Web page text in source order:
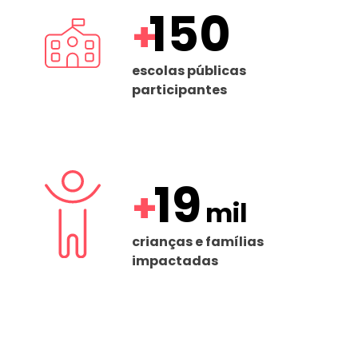
+150
escolas públicas
participantes
+19 mil
crianças e famílias
impactadas